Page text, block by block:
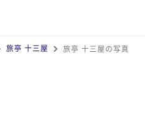
旅亭 十三屋 旅亭 十三屋の写真